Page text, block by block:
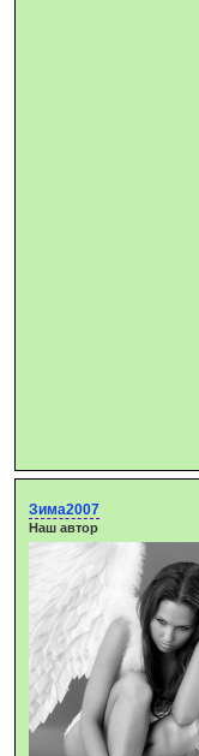
Зима2007
Наш автор